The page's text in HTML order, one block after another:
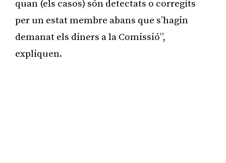
quan (els casos) són detectats o corregits
per un estat membre abans que s’hagin
demanat els diners a la Comissió”,
expliquen.